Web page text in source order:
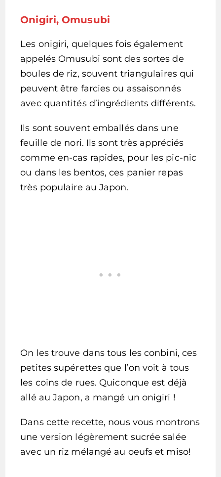
Onigiri, Omusubi
Les onigiri, quelques fois également
appelés Omusubi sont des sortes de
boules de riz, souvent triangulaires qui
peuvent être farcies ou assaisonnés
avec quantités d’ingrédients différents.
Ils sont souvent emballés dans une
feuille de nori. Ils sont très appréciés
comme en-cas rapides, pour les pic-nic
ou dans les bentos, ces panier repas
très populaire au Japon.
On les trouve dans tous les conbini, ces
petites supérettes que l’on voit à tous
les coins de rues. Quiconque est déjà
allé au Japon, a mangé un onigiri !
Dans cette recette, nous vous montrons
une version légèrement sucrée salée
avec un riz mélangé au oeufs et miso!